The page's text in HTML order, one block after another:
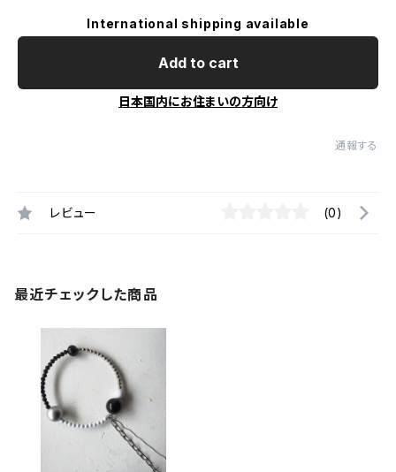
International shipping available
Add to cart
日本国内にお住まいの方向け
通報する
レビュー (0)
最近チェックした商品